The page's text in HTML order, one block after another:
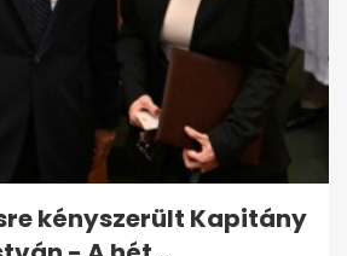
kényszerült Kapitány